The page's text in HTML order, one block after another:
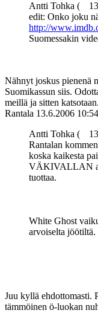
Antti Tohka (
edit: Onko joku
http://
Suomessakin
Nähnyt joskus pienenä
Suomikassun siis.
meillä ja sitten katsotaan.
Rantala 13.6.2006 10:54
Antti Tohka (
Rantalan
koska kaikesta
VÄKIVALLAN
tuottaa.
White Ghost
arvoiselta
Juu kyllä ehdottomasti.
tämmöinen ö-luokan